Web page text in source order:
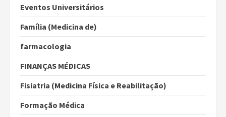
Eventos Universitários
Família (Medicina de)
farmacologia
FINANÇAS MÉDICAS
Fisiatria (Medicina Física e Reabilitação)
Formação Médica